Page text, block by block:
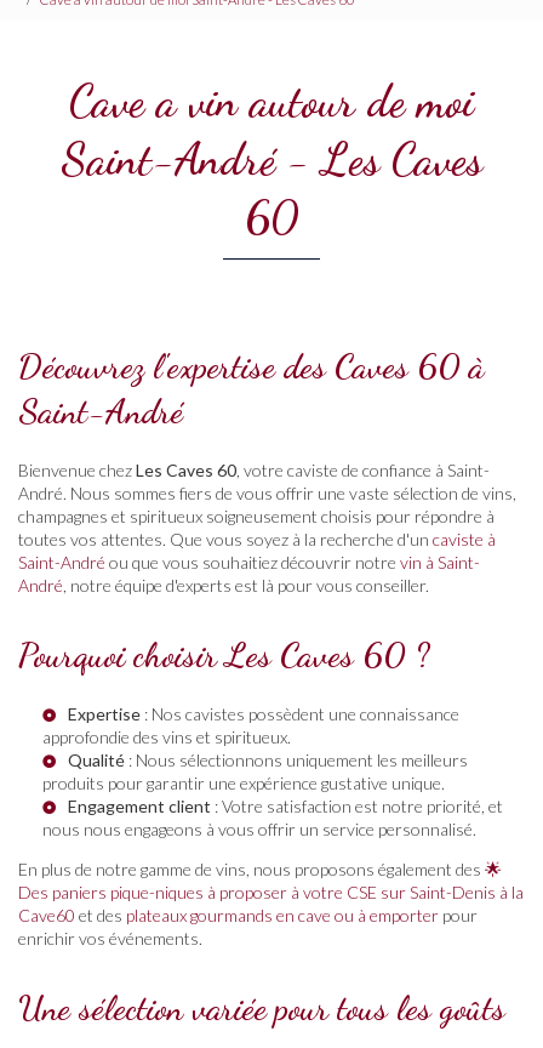
Cave a vin autour de moi
Saint-André - Les Caves
60
Découvrez l'expertise des Caves 60 à
Saint-André
Bienvenue chezLes Caves 60 , votre caviste de confiance à Saint-
André. Nous sommes fiers de vous offrir une vaste sélection de vins,
champagnes et spiritueux soigneusement choisis pour répondre à
toutes vos attentes. Que vous soyez à la recherche d'un caviste à
Saint-André ou que vous souhaitiez découvrir notre vin à Saint-
André , notre équipe d'experts est là pour vous conseiller.
Pourquoi choisir Les Caves 60 ?
Expertise : Nos cavistes possèdent une connaissance
approfondie des vins et spiritueux.
Qualité : Nous sélectionnons uniquement les meilleurs
produits pour garantir une expérience gustative unique.
Engagement client : Votre satisfaction est notre priorité, et
nous nous engageons à vous offrir un service personnalisé.
En plus de notre gamme de vins, nous proposons également des 🌟
Des paniers pique-niques à proposer à votre CSE sur Saint-Denis à la
Cave60 et des plateaux gourmands en cave ou à emporter pour
enrichir vos événements.
Une sélection variée pour tous les goûts